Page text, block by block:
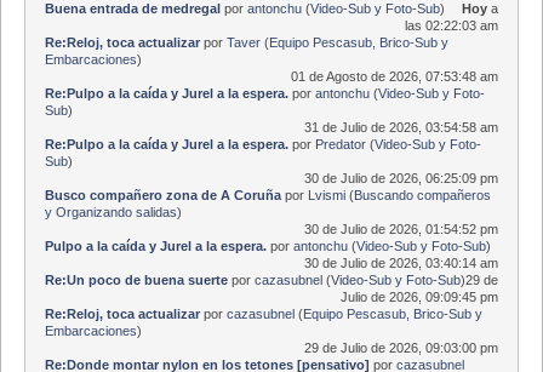
Buena entrada de medregal por antonchu(Video-Sub y Foto-Sub) Hoy a
las 02:22:03 am
Re:Reloj, toca actualizarpor Taver(Equipo Pescasub, Brico-Sub y
Embarcaciones)
01 de Agosto de 2026, 07:53:48 am
Re:Pulpo a la caída y Jurel a la espera.por antonchu(Video-Sub y Foto-
Sub)
31 de Julio de 2026, 03:54:58 am
Re:Pulpo a la caída y Jurel a la espera.por Predator(Video-Sub y Foto-
Sub)
30 de Julio de 2026, 06:25:09 pm
Busco compañero zona de A Coruñapor Lvismi(Buscando compañeros
y Organizando salidas)
30 de Julio de 2026, 01:54:52 pm
Pulpo a la caída y Jurel a la espera.por antonchu(Video-Sub y Foto-Sub)
30 de Julio de 2026, 03:40:14 am
Re:Un poco de buena suertepor cazasubnel (Video-Sub y Foto-Sub)29 de
Julio de 2026, 09:09:45 pm
Re:Reloj, toca actualizarpor cazasubnel (Equipo Pescasub, Brico-Sub y
Embarcaciones)
29 de Julio de 2026, 09:03:00 pm
Re:Donde montar nylon en los tetones [pensativo] por cazasubnel